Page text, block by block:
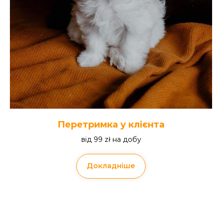
Перетримка у клієнта
від 99 zł на добу
Докладніше